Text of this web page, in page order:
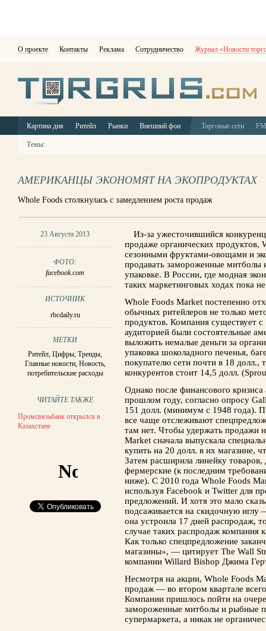
О проекте Контакты Реклама Сотрудничество Журнал «Новости
Картина дня Ритейл Рынки Внешний фон Торговые сети
Темы:
АМЕРИКАНЦЫ ЭКОНОМЯТ НА ЭКОПРОДУКТАХ
Whole Foods столкнулась с замедлением роста продаж
23 Августа 2013
ФОТО:
facebook.com
ИСТОЧНИК
rbcdaily.ru
МЕТКИ
Ритейл,Цифры,Тренды,
Главные новости, Новость,
потребительские расходы
ЧИТАЙТЕ ТАКЖЕ
Промсвязьбанк открылся в
Казахстане
Из-за ужесточившийся
продаже органических продуктов,
сезонными фруктами-овощами и
продавать замороженные митболы
упаковке. В России, где модная
таких маркетинговых ходах пока
Whole Foods Market постепенно
обычных ритейлеров не только
продуктов. Компания существует
аудиторией были состоятельные
выложить немалые деньги за
упаковка шоколадного печенья,
покупателю сети почти в 18 долл.,
конкурентов стоит 14,5 долл.
Однако после финансового
прош­лом году, согласно опросу
151 долл. (минимум с 1948 года).
все чаще отслеживают
там нет. Чтобы удержать продажи
Mar­ket сначала выпускала
купить на 20 долл. в их магазине,
Затем расширила линейку
фермерские (к последним
ниже). С 2010 года Whole Foods
используя Facebook и Twitter для
предложений. И хотя это мало
подсаживается на скидочную иглу
она устроила 17 дней распродаж,
случае таких распродаж компания
Как только спецпредложение
магазины», — цитирует The Wall
компании Willard Bishop Джима
Несмотря на акции, Whole Foods
продаж — во втором квартале
Компании пришлось пойти на
замороженные митболы и рыбные
супермаркета, а никак не